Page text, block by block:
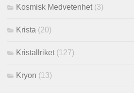
Kosmisk Medvetenhet (3)
Krista (20)
Kristallriket (127)
Kryon (13)